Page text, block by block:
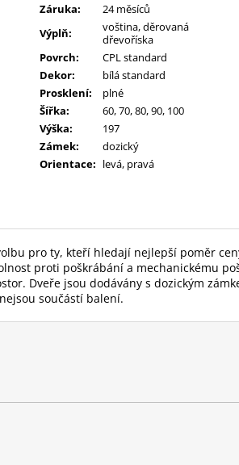
Záruka:
24 měsíců
Výplň:
voština, děrovaná
dřevoříska
Povrch:
CPL standard
Dekor:
bílá standard
Prosklení:
plné
Šířka:
60, 70, 80, 90, 100
Výška:
197
Zámek:
dozický
Orientace: levá, pravá
pro ty, kteří hledají nejlepší poměr
proti poškrábání a mechanickému
Dveře jsou dodávány s dozickým
součástí balení.